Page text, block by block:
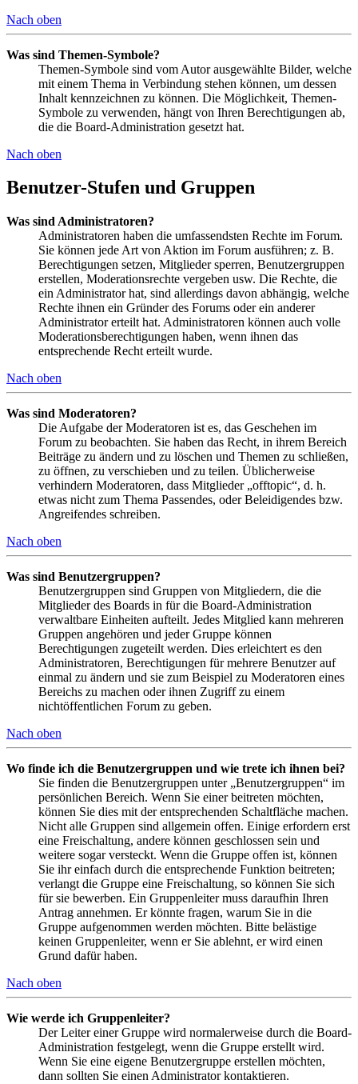
Nach oben
Was sind Themen-Symbole?
Themen-Symbole sind vom Autor ausgewählte Bilder, welche
mit einem Thema in Verbindung stehen können, um dessen
Inhalt kennzeichnen zu können. Die Möglichkeit, Themen-
Symbole zu verwenden, hängt von Ihren Berechtigungen ab,
die die Board-Administration gesetzt hat.
Nach oben
Benutzer-Stufen und Gruppen
Was sind Administratoren?
Administratoren haben die umfassendsten Rechte im Forum.
Sie können jede Art von Aktion im Forum ausführen; z. B.
Berechtigungen setzen, Mitglieder sperren, Benutzergruppen
erstellen, Moderationsrechte vergeben usw. Die Rechte, die
ein Administrator hat, sind allerdings davon abhängig, welche
Rechte ihnen ein Gründer des Forums oder ein anderer
Administrator erteilt hat. Administratoren können auch volle
Moderationsberechtigungen haben, wenn ihnen das
entsprechende Recht erteilt wurde.
Nach oben
Was sind Moderatoren?
Die Aufgabe der Moderatoren ist es, das Geschehen im
Forum zu beobachten. Sie haben das Recht, in ihrem Bereich
Beiträge zu ändern und zu löschen und Themen zu schließen,
zu öffnen, zu verschieben und zu teilen. Üblicherweise
verhindern Moderatoren, dass Mitglieder „offtopic“, d. h.
etwas nicht zum Thema Passendes, oder Beleidigendes bzw.
Angreifendes schreiben.
Nach oben
Was sind Benutzergruppen?
Benutzergruppen sind Gruppen von Mitgliedern, die die
Mitglieder des Boards in für die Board-Administration
verwaltbare Einheiten aufteilt. Jedes Mitglied kann mehreren
Gruppen angehören und jeder Gruppe können
Berechtigungen zugeteilt werden. Dies erleichtert es den
Administratoren, Berechtigungen für mehrere Benutzer auf
einmal zu ändern und sie zum Beispiel zu Moderatoren eines
Bereichs zu machen oder ihnen Zugriff zu einem
nichtöffentlichen Forum zu geben.
Nach oben
Wo finde ich die Benutzergruppen und wie trete ich ihnen bei?
Sie finden die Benutzergruppen unter „Benutzergruppen“ im
persönlichen Bereich. Wenn Sie einer beitreten möchten,
können Sie dies mit der entsprechenden Schaltfläche machen.
Nicht alle Gruppen sind allgemein offen. Einige erfordern erst
eine Freischaltung, andere können geschlossen sein und
weitere sogar versteckt. Wenn die Gruppe offen ist, können
Sie ihr einfach durch die entsprechende Funktion beitreten;
verlangt die Gruppe eine Freischaltung, so können Sie sich
für sie bewerben. Ein Gruppenleiter muss daraufhin Ihren
Antrag annehmen. Er könnte fragen, warum Sie in die
Gruppe aufgenommen werden möchten. Bitte belästige
keinen Gruppenleiter, wenn er Sie ablehnt, er wird einen
Grund dafür haben.
Nach oben
Wie werde ich Gruppenleiter?
Der Leiter einer Gruppe wird normalerweise durch die Board-
Administration festgelegt, wenn die Gruppe erstellt wird.
Wenn Sie eine eigene Benutzergruppe erstellen möchten,
dann sollten Sie einen Administrator kontaktieren.